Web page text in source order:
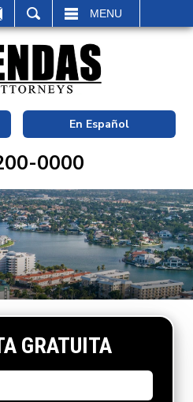
MENU
En Español
0000
GRATUITA